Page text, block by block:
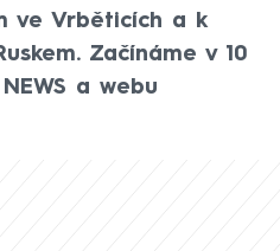
ve Vrběticích a k
Začínáme v 10
a webu